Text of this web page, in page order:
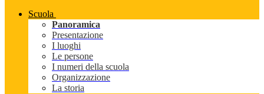
Scuola
Panoramica
Presentazione
I luoghi
Le persone
I numeri della scuola
Organizzazione
La storia